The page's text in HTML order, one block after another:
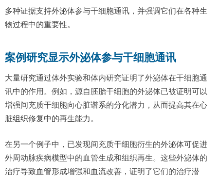
多种证据支持外泌体参与干细胞通讯，并强调它们在各种生
物过程中的重要性。
案例研究显示外泌体参与干细胞通讯
大量研究通过体外实验和体内研究证明了外泌体在干细胞通
讯中的作用。例如，源自胚胎干细胞的外泌体已被证明可以
增强间充质干细胞向心脏谱系的分化潜力，从而提高其在心
脏组织修复中的再生能力。
在另一个例子中，已发现间充质干细胞衍生的外泌体可促进
外周动脉疾病模型中的血管生成和组织再生。这些外泌体的
治疗导致血管形成增强和血流改善，证明了它们的治疗潜